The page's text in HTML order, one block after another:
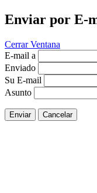
Enviar por E-
Cerrar Ventana
E-mail a
Enviado
Su E-mail
Asunto
Enviar Cancelar